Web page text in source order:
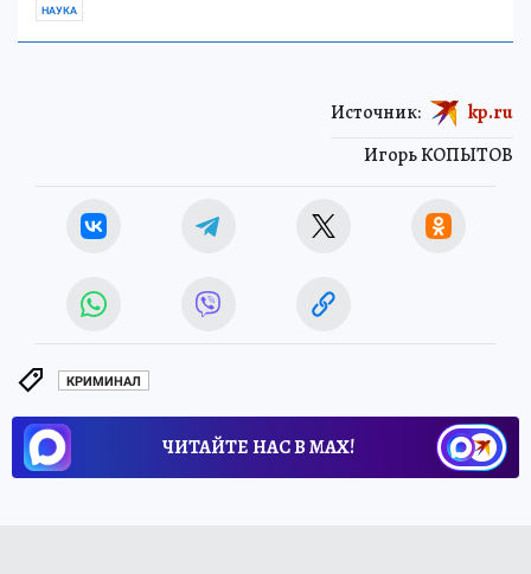
НАУКА
Игорь КОПЫТОВ
Источник: kp.ru
КРИМИНАЛ
ЧИТАЙТЕ НАС В МАХ!